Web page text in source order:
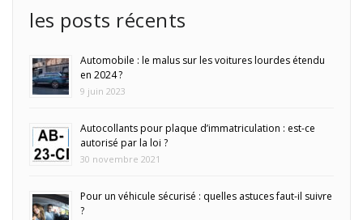
les posts récents
Automobile : le malus sur les voitures lourdes étendu
en 2024 ?
9 juin 2023
Autocollants pour plaque d’immatriculation : est-ce
autorisé par la loi ?
30 novembre 2021
Pour un véhicule sécurisé : quelles astuces faut-il suivre
?